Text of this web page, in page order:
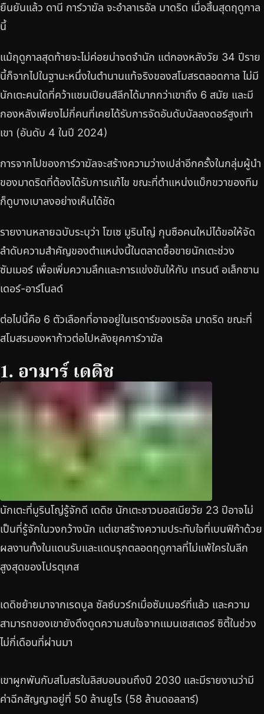
ยืนยันแล้ว ดานี การ์วาฆัล จะอำลาเรอัล มาดริด เมื่อสิ้นสุดฤดูกาล
นี้
แม้ฤดูกาลสุดท้ายจะไม่ค่อยน่าจดจำนัก แต่กองหลังวัย 34 ปีราย
นี้ก็จากไปในฐานะหนึ่งในตำนานแท้จริงของสโมสรตลอดกาล ไม่มี
นักเตะคนใดที่คว้าแชมเปียนส์ลีกได้มากกว่าเขาถึง 6 สมัย และมี
กองหลังเพียงไม่กี่คนที่เคยได้รับการจัดอันดับบัลลงดอร์สูงเท่า
เขา (อันดับ 4 ในปี 2024)
การจากไปของการ์วาฆัลจะสร้างความว่างเปล่าอีกครั้งในกลุ่มผู้นำ
ของมาดริดที่ต้องได้รับการแก้ไข ขณะที่ตำแหน่งแบ็กขวาของทีม
ก็ดูบางเบาลงอย่างเห็นได้ชัด
รายงานหลายฉบับระบุว่า โฆเซ มูรินโญ่ กุนซือคนใหม่ได้ขอให้จัด
ลำดับความสำคัญของตำแหน่งนี้ในตลาดซื้อขายนักเตะช่วง
ซัมเมอร์ เพื่อเพิ่มความลึกและการแข่งขันให้กับ เทรนต์ อเล็กซาน
เดอร์-อาร์โนลด์
ต่อไปนี้คือ 6 ตัวเลือกที่อาจอยู่ในเรดาร์ของเรอัล มาดริด ขณะที่
สโมสรมองหาก้าวต่อไปหลังยุคการ์วาฆัล
1. อามาร์ เดดิช
นักเตะที่มูรินโญ่รู้จักดี เดดิช นักเตะชาวบอสเนียวัย 23 ปีอาจไม่
เป็นที่รู้จักในวงกว้างนัก แต่เขาสร้างความประทับใจที่เบนฟิก้าด้วย
ผลงานทั้งในแดนรับและแดนรุกตลอดฤดูกาลที่ไม่แพ้ใครในลีก
สูงสุดของโปรตุเกส
เดดิชย้ายมาจากเรดบูล ซัลซ์บวร์กเมื่อซัมเมอร์ที่แล้ว และความ
สามารถของเขายังดึงดูดความสนใจจากแมนเชสเตอร์ ซิตี้ในช่วง
ไม่กี่เดือนที่ผ่านมา
เขาผูกพันกับสโมสรในลิสบอนจนถึงปี 2030 และมีรายงานว่ามี
ค่าฉีกสัญญาอยู่ที่ 50 ล้านยูโร (58 ล้านดอลลาร์)